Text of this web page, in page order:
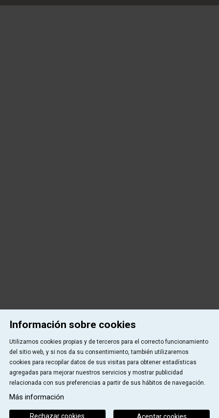
Información sobre cookies
Utilizamos cookies propias y de terceros para el correcto funcionamiento
del sitio web, y si nos da su consentimiento, también utilizaremos
cookies para recopilar datos de sus visitas para obtener estadísticas
agregadas para mejorar nuestros servicios y mostrar publicidad
relacionada con sus preferencias a partir de sus hábitos de navegación.
Más información
Rechazar cookies